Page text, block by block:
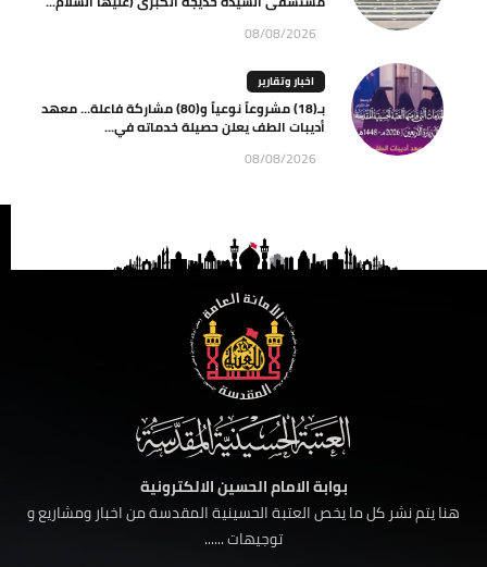
08/08/2026
اخبار وتقارير
بـ(18) مشروعاً نوعياً و(80) مشاركة فاعلة… معهد
أديبات الطف يعلن حصيلة خدماته في...
08/08/2026
بوابة الامام الحسين الالكترونية
هنا يتم نشر كل ما يخص العتبة الحسينية المقدسة من اخبار ومشاريع و
توجيهات ......